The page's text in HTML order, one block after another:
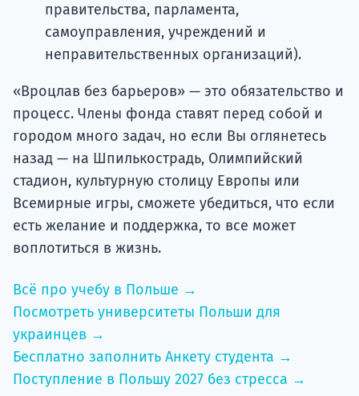
правительства, парламента,
самоуправления, учреждений и
неправительственных организаций).
«Вроцлав без барьеров» — это обязательство и
процесс. Члены фонда ставят перед собой и
городом много задач, но если Вы оглянетесь
назад — на Шпилькострадь, Олимпийский
стадион, культурную столицу Европы или
Всемирные игры, сможете убедиться, что если
есть желание и поддержка, то все может
воплотиться в жизнь.
Всё про учебу в Польше →
Посмотреть университеты Польши для
украинцев →
Бесплатно заполнить Анкету студента →
Поступление в Польшу 2027 без стресса →